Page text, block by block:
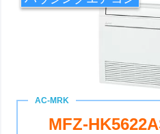
MFZ-